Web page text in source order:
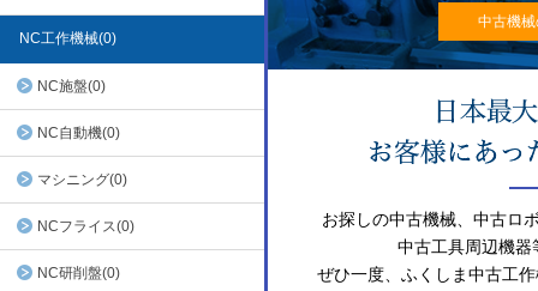
NC工作機械(0)
NC施盤(0)
NC自動機(0)
マシニング(0)
NCフライス(0)
NC研削盤(0)
中古機
お探しの中古機械、中古ロ
中古工具周辺機器
ぜひ一度、ふくしま中古工